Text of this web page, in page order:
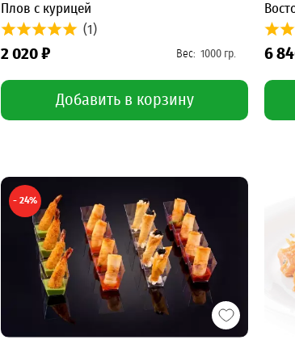
Плов с курицей
(1)
2 020 ₽
Добавить в корзину
6
- 24%